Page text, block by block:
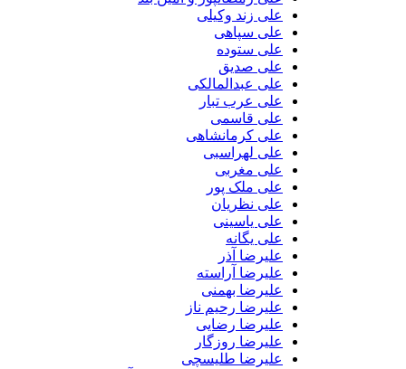
علی زند وکیلی
علی سپاهی
علی ستوده
علی صدیق
علی عبدالمالکی
علی عرب تبار
علی قاسمی
علی کرمانشاهی
علی لهراسبی
علی مغربی
علی ملک پور
علی نظریان
علی یاسینی
علی یگانه
علیرضا آذر
علیرضا آراسته
علیرضا بهمنی
علیرضا رحیم ناز
علیرضا رضایی
علیرضا روزگار
علیرضا طلیسچی